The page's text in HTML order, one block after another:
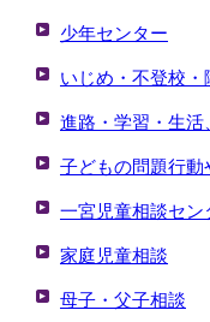
少年センター
いじめ・不登校
進路・学習・生活
子どもの問題行動
一宮児童相談セン
家庭児童相談
母子・父子相談